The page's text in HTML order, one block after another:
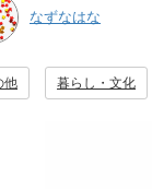
なずなはな
他 暮らし・文化